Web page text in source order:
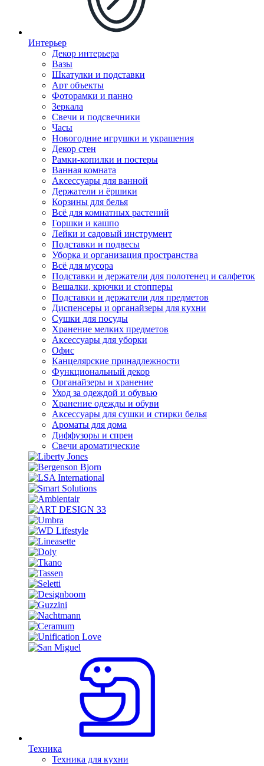
Интерьер
Декор интерьера
Вазы
Шкатулки и подставки
Арт объекты
Фоторамки и панно
Зеркала
Свечи и подсвечники
Часы
Новогодние игрушки и украшения
Декор стен
Рамки-копилки и постеры
Ванная комната
Аксессуары для ванной
Держатели и ёршики
Корзины для белья
Всё для комнатных растений
Горшки и кашпо
Лейки и садовый инструмент
Подставки и подвесы
Уборка и организация пространства
Всё для мусора
Подставки и держатели для полотенец и салфеток
Вешалки, крючки и стопперы
Подставки и держатели для предметов
Диспенсеры и органайзеры для кухни
Сушки для посуды
Хранение мелких предметов
Аксессуары для уборки
Офис
Канцелярские принадлежности
Функциональный декор
Органайзеры и хранение
Уход за одеждой и обувью
Хранение одежды и обуви
Аксессуары для сушки и стирки белья
Ароматы для дома
Диффузоры и спреи
Свечи ароматические
Техника
Техника для кухни